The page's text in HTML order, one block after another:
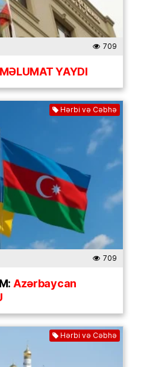
709
MƏLUMAT YAYDI
Hərbi və Cəbhə
709
Azərbaycan
Hərbi və Cəbhə